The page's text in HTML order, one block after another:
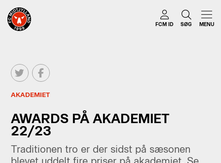
FCM ID SØG MENU
AKADEMIET
AWARDS PÅ AKADEMIET
22/23
Traditionen tro er der sidst på sæsonen